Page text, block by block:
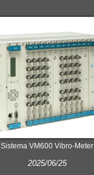
Sistema VM600 Vibro-Meter
2025/06/25